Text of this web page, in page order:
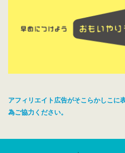
アフィリエイト広告がそこらかしこに
為ご協力ください。